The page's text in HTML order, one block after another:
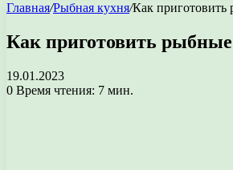
Главная/Рыбная кухня/Как
Как приготовить
19.01.2023
0 Время чтения: 7 мин.